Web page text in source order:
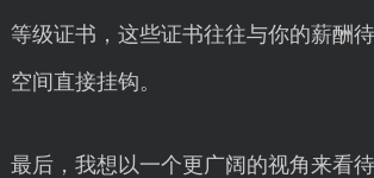
等级证书，这些证书往往与你的薪酬
空间直接挂钩。
最后，我想以一个更广阔的视角来看